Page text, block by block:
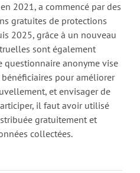
2021, a commencé par des
gratuites de protections
2025, grâce à un nouveau
sont également
questionnaire anonyme vise
pour améliorer
et envisager de
il faut avoir utilisé
gratuitement et
collectées.